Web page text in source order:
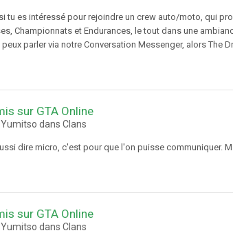
tu es intéressé pour rejoindre un crew auto/moto, qui
Championnats et Endurances, le tout dans une
parler via notre Conversation Messenger, alors The
sur GTA Online
dans Clans
dire micro, c'est pour que l'on puisse communiquer.
sur GTA Online
dans Clans